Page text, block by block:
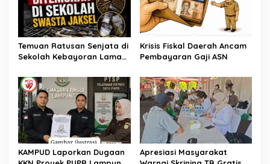
Temuan Ratusan Senjata di
Sekolah Kebayoran Lama
Krisis Fiskal Daerah Ancam
Pembayaran Gaji ASN
KAMPUD Laporkan Dugaan
Apresiasi Masyarakat